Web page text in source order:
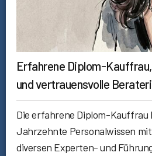
Erfahrene Diplom-
und vertrauensvolle
Die erfahrene Diplom-Kauffrau
Jahrzehnte Personalwissen
diversen Experten- und